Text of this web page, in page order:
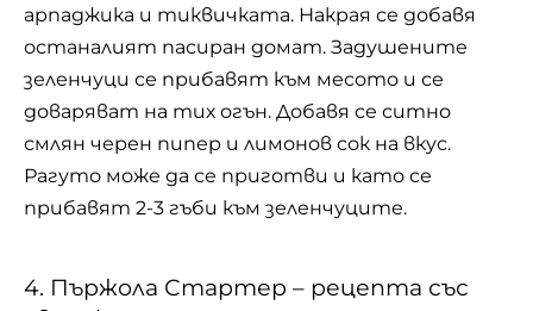
арпаджика и тиквичката. Накрая се добавя
останалият пасиран домат. Задушените
зеленчуци се прибавят към месото и се
доваряват на тих огън. Добавя се ситно
смлян черен пипер и лимонов сок на вкус.
Рагуто може да се приготви и като се
прибавят 2-3 гъби към зеленчуците.
4. Пържола Стартер – рецепта със